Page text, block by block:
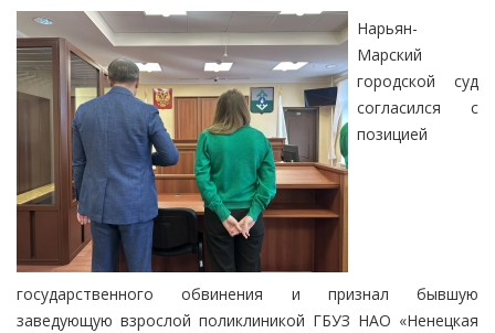
Нарьян-
Марский
городской суд
согласился с
позицией
государственного обвинения и признал бывшую
заведующую взрослой поликлиникой ГБУЗ НАО «Ненецкая